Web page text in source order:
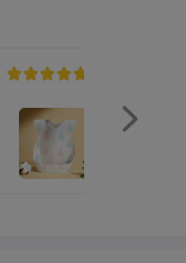
拋棄式